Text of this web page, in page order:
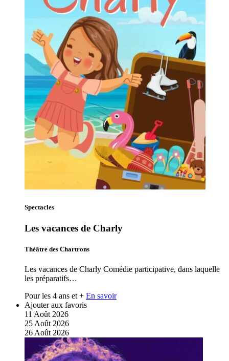
Spectacles
Les vacances de Charly
Théâtre des Chartrons
Les vacances de Charly Comédie participative, dans laquelle
les préparatifs…
Pour les 4 ans et + En savoir
Ajouter aux favoris
11 Août 2026
25 Août 2026
26 Août 2026